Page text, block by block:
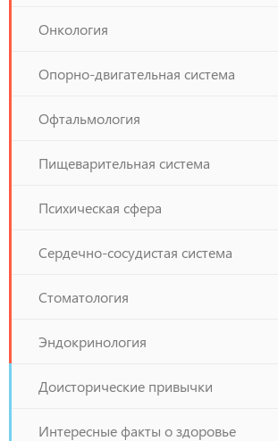
Онкология
Опорно-двигательная система
Офтальмология
Пищеварительная система
Психическая сфера
Сердечно-сосудистая система
Стоматология
Эндокринология
Доисторические привычки
Интересные факты о здоровье